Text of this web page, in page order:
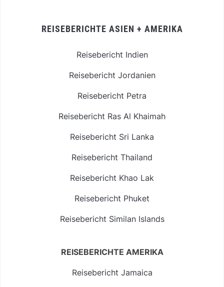
REISEBERICHTE ASIEN + AMERIKA
Reisebericht Indien
Reisebericht Jordanien
Reisebericht Petra
Reisebericht Ras Al Khaimah
Reisebericht Sri Lanka
Reisebericht Thailand
Reisebericht Khao Lak
Reisebericht Phuket
Reisebericht Similan Islands
REISEBERICHTE AMERIKA
Reisebericht Jamaica